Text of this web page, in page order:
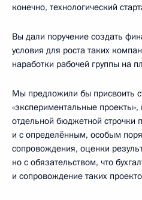
конечно, технологический
Вы дали поручение создать
условия для роста таких
наработки рабочей группы на
Мы предложили бы присвоить
«экспериментальные
отдельной бюджетной строчки
и с определённым, особым
сопровождения, оценки
но с обязательством, что
и сопровождение таких